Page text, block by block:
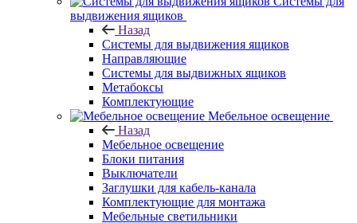
выдвижения ящиков
Назад
Системы для выдвижения ящиков
Направляющие
Системы для выдвижных ящиков
Метабоксы
Комплектующие
Мебельное освещение
Назад
Мебельное освещение
Блоки питания
Выключатели
Заглушки для кабель-канала
Комплектующие для монтажа
Мебельные светильники